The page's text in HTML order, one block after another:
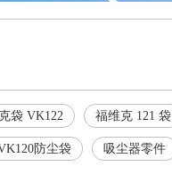
袋 VK122 福维克 121 袋
防尘袋 吸尘器零件